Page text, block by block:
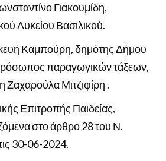
Γιακουμίδη,
Λυκείου Βασιλικού.
Καμπούρη, δημότης Δήμου
παραγωγικών τάξεων,
Ζαχαρούλα Μιτζιφίρη .
Επιτροπής Παιδείας,
στο άρθρο 28 του Ν.
30-06-2024.